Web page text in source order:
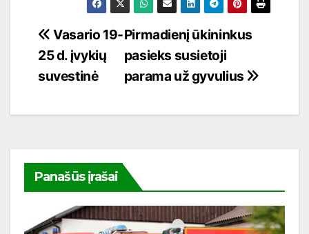
Navigacija
tarp
įrašų
Pirmadienį ūkininkus
pasieks susietoji
parama už gyvulius
Vasario 19-
25 d. įvykių
suvestinė
Panašūs įrašai